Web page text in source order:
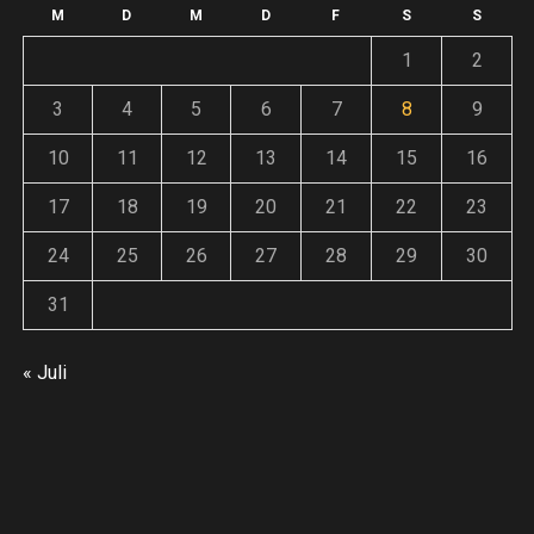
weiter
M D M D F S S
1 2
3 4 5 6 7 8 9
10 11 12 13 14 15 16
17 18 19 20 21 22 23
24 25 26 27 28 29 30
31
« Juli